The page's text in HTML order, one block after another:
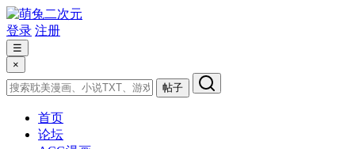
登录 注册
☰
×
帖子
首页
论坛